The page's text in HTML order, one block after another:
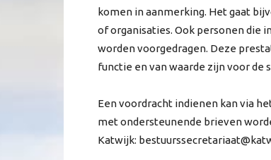
komen in aanmerking. Het gaat
of organisaties. Ook personen die
worden voorgedragen. Deze
functie en van waarde zijn voor de
Een voordracht indienen kan via
met ondersteunende brieven
Katwijk: